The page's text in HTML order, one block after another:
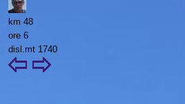
km 48
ore 6
disl.mt 1740